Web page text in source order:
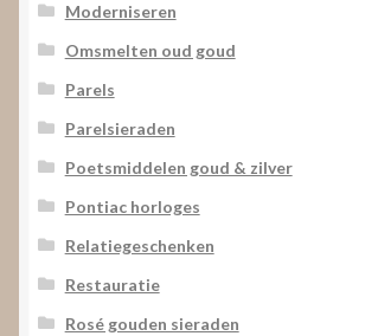
Moderniseren
Omsmelten oud goud
Parels
Parelsieraden
Poetsmiddelen goud & zilver
Pontiac horloges
Relatiegeschenken
Restauratie
Rosé gouden sieraden